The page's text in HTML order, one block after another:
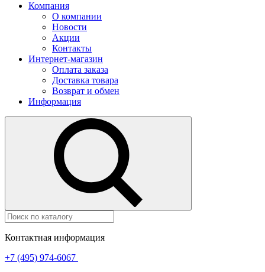
Компания
О компании
Новости
Акции
Контакты
Интернет-магазин
Оплата заказа
Доставка товара
Возврат и обмен
Информация
Контактная информация
+7 (495) 974-6067